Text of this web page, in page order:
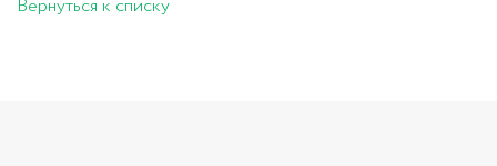
Вернуться к списку